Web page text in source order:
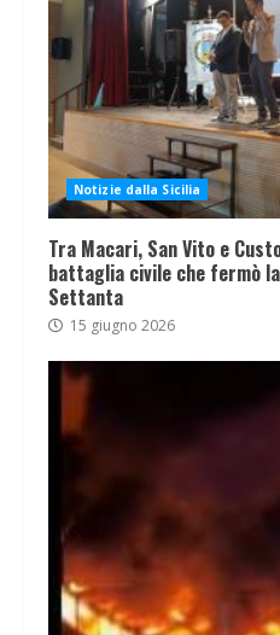
Notizie dalla Sicilia
Tra Macari, San Vito e
battaglia civile che fermò
Settanta
15 giugno 2026